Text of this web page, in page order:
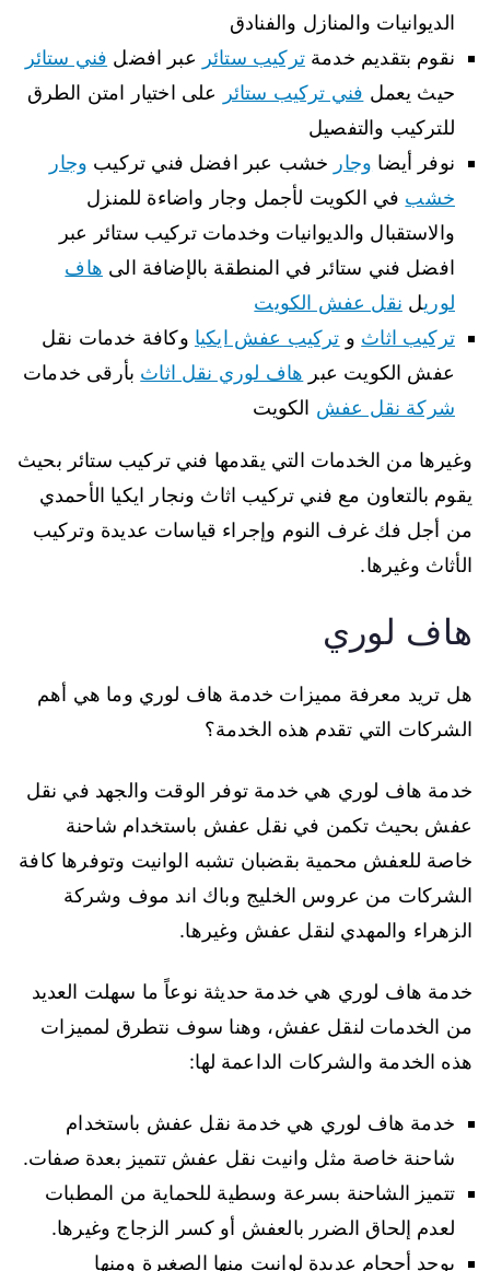
الديوانيات والمنازل والفنادق
نقوم بتقديم خدمةتركيب ستائر عبر افضل فني ستائر
حيث يعمل فني تركيب ستائر
على اختيار امتن الطرق
للتركيب والتفصيل
نوفر أيضا وجار خشب عبر افضل فني تركيب وجار
خشب في الكويت لأجمل وجار واضاءة للمنزل
والاستقبال والديوانيات وخدمات تركيب ستائر عبر
افضل فني ستائر في المنطقة بالإضافة الى هاف
لوريل نقل عفش الكويت
تركيب اثاث و تركيب عفش ايكيا وكافة خدمات نقل
عفش الكويت عبر هاف لوري نقل اثاث بأرقى خدمات
شركة نقل عفش الكويت
وغيرها من الخدمات التي يقدمها فني تركيب ستائر بحيث
يقوم بالتعاون مع فني تركيب اثاث ونجار ايكيا الأحمدي
من أجل فك غرف النوم وإجراء قياسات عديدة وتركيب
الأثاث وغيرها.
هاف لوري
هل تريد معرفة مميزات خدمة هاف لوري وما هي أهم
الشركات التي تقدم هذه الخدمة؟
خدمة هاف لوري هي خدمة توفر الوقت والجهد في نقل
عفش بحيث تكمن في نقل عفش باستخدام شاحنة
خاصة للعفش محمية بقضبان تشبه الوانيت وتوفرها كافة
الشركات من عروس الخليج وباك اند موف وشركة
الزهراء والمهدي لنقل عفش وغيرها.
خدمة هاف لوري هي خدمة حديثة نوعاً ما سهلت العديد
من الخدمات لنقل عفش، وهنا سوف نتطرق لمميزات
هذه الخدمة والشركات الداعمة لها:
خدمة هاف لوري هي خدمة نقل عفش باستخدام
شاحنة خاصة مثل وانيت نقل عفش تتميز بعدة صفات.
تتميز الشاحنة بسرعة وسطية للحماية من المطبات
لعدم إلحاق الضرر بالعفش أو كسر الزجاج وغيرها.
يوجد أحجام عديدة لوانيت منها الصغيرة ومنها